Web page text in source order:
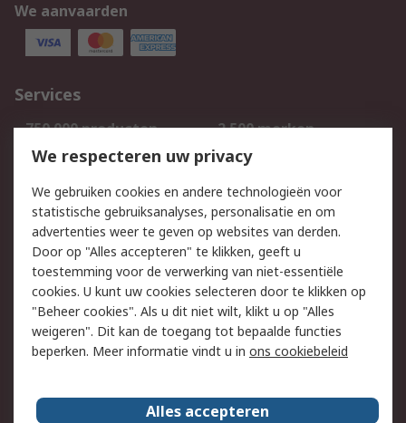
We aanvaarden
Services
750.000 producten
2.500 merken
Bestellen
Inkoopoplossingen
Track & Trace
Wettelijk
Cookiebeleid
Email veiligheid
Privacybeleid
Websitevoorwaarden
Algemene
verkoopvoorwaarden
Over RS
We respecteren uw privacy
We gebruiken cookies en andere technologieën voor
statistische gebruiksanalyses, personalisatie en om
advertenties weer te geven op websites van derden.
Door op "Alles accepteren" te klikken, geeft u
toestemming voor de verwerking van niet-essentiële
cookies. U kunt uw cookies selecteren door te klikken op
"Beheer cookies". Als u dit niet wilt, klikt u op "Alles
weigeren". Dit kan de toegang tot bepaalde functies
beperken. Meer informatie vindt u in ons cookiebeleid
Alles accepteren